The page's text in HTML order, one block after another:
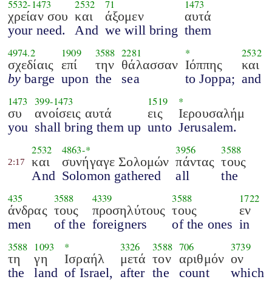
5532-1473
χρείαν σου
your need.
2532
και
And
71
άξομεν
we will bring
1473
αυτά
them
4974.2
σχεδίαις
by barge
1909
επί
upon
3588
την
the
2281
θάλασσαν
sea
*
Ιόππης
to Joppa;
2532
και
and
1473
συ
you
399-1473
ανοίσεις αυτά
shall bring them up
1519
εις
unto
*
Ιερουσαλήμ
Jerusalem.
2:17
2532
και
And
4863-*
συνήγαγε Σολομών
Solomon gathered
3956
πάντας
all
3588
τους
the
435
άνδρας
men
3588
τους
of the
4339
προσηλύτους
foreigners
3588
τους
of the ones
1722
εν
in
3588
τη
the
1093
γη
land
*
Ισραήλ
of Israel,
3326
μετά
after
3588
τον
the
706
αριθμόν
count
3739
ον
which